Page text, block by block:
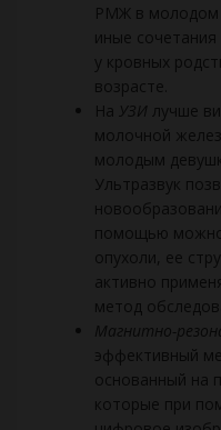
РМЖ в молодом
иные сочетания
у кровных
возрасте.
На УЗИ лучше
молочной
молодым
Ультразвук
помощью можно
опухоли, ее
активно
метод
Магнитно-
эффективный
основанный на
которые при